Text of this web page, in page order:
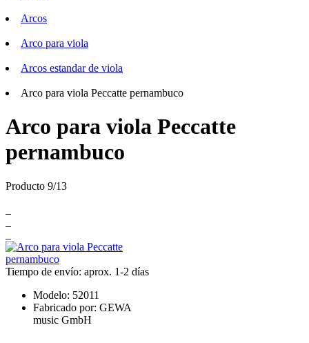
Arcos
Arco para viola
Arcos estandar de viola
Arco para viola Peccatte pernambuco
Arco para viola Peccatte
pernambuco
Producto 9/13
Tiempo de envío: aprox. 1-2 días
Modelo: 52011
Fabricado por: GEWA
music GmbH